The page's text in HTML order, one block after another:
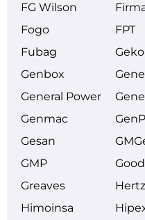
FG Wilson
Fogo
FPT
Fubag
Geko
Genbox
General Power
Genmac
Gesan
GMP
Greaves
Hertz
Himoinsa